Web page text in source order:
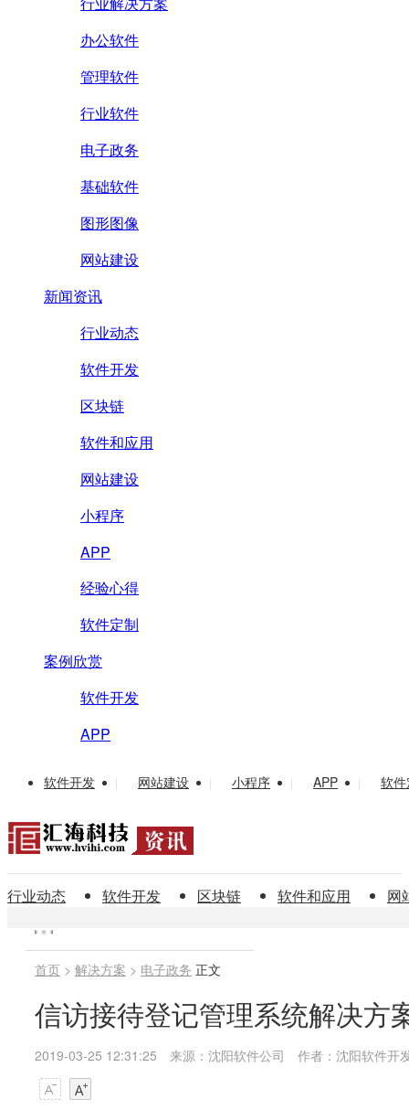
办公软件
管理软件
行业软件
电子政务
基础软件
图形图像
网站建设
新闻资讯
行业动态
软件开发
区块链
软件和应用
网站建设
小程序
APP
经验心得
软件定制
案例欣赏
软件开发
APP
软件开发 | 网站建设 | 小程序 | APP | 软
行业动态 软件开发 区块链 软件和应用 网
首页 > 解决方案 > 电子政务 正文
信访接待登记管理系统解决方
2019-03-25 12:31:25 来源：沈阳软件公司 作者：沈阳软件开